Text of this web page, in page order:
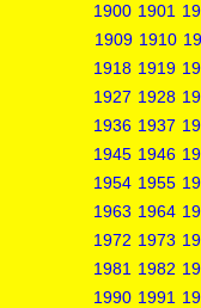
1900 1901
1909 1910
1918 1919
1927 1928
1936 1937
1945 1946
1954 1955
1963 1964
1972 1973
1981 1982
1990 1991